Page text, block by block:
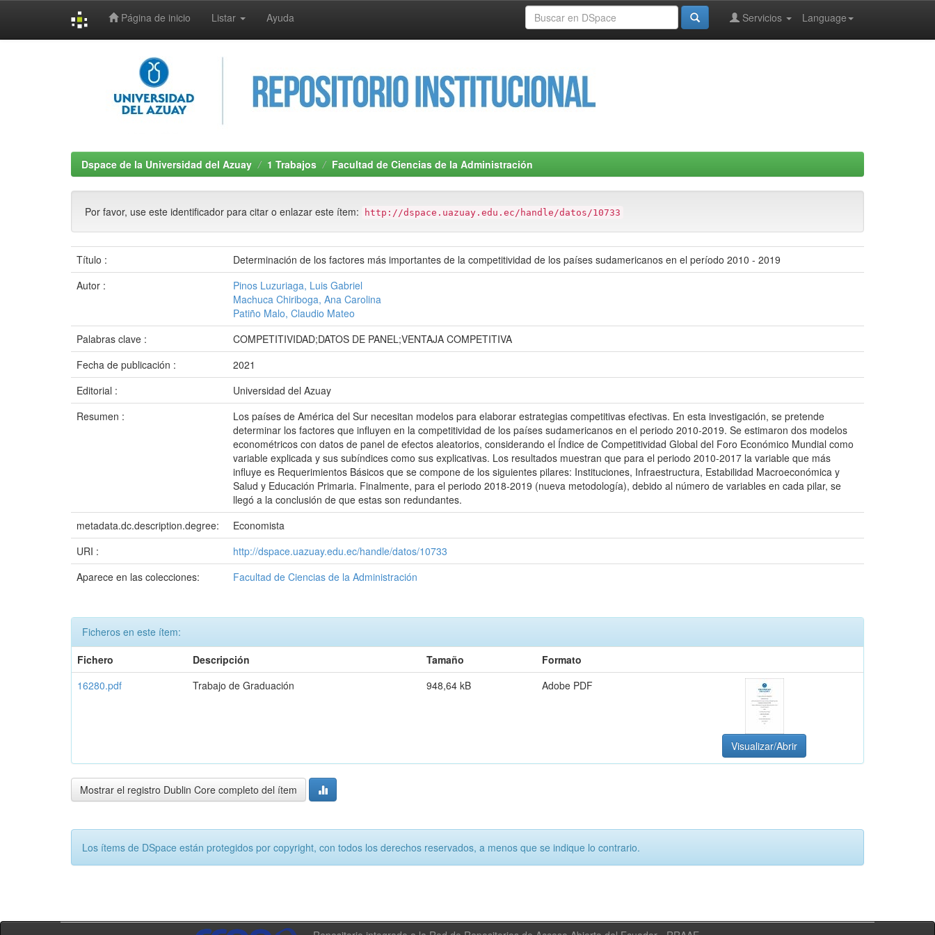
Página de inicio Listar Ayuda Language
Servicios
Dspace de la Universidad del Azuay 1 Trabajos Facultad de Ciencias de la Administración
Por favor, use este identificador para citar o enlazar este ítem: http://dspace.uazuay.edu.ec/handle/datos/10733
Título :
Determinación de los factores más importantes de la competitividad de los países sudamericanos en el período 2010 - 2019
Autor :
Pinos Luzuriaga, Luis Gabriel
Machuca Chiriboga, Ana Carolina
Patiño Malo, Claudio Mateo
Palabras clave :
COMPETITIVIDAD;DATOS DE PANEL;VENTAJA COMPETITIVA
Fecha de publicación :
2021
Editorial :
Universidad del Azuay
Resumen :
Los países de América del Sur necesitan modelos para elaborar estrategias competitivas efectivas. En esta investigación, se pretende
determinar los factores que influyen en la competitividad de los países sudamericanos en el periodo 2010-2019. Se estimaron dos modelos
econométricos con datos de panel de efectos aleatorios, considerando el Índice de Competitividad Global del Foro Económico Mundial como
variable explicada y sus subíndices como sus explicativas. Los resultados muestran que para el periodo 2010-2017 la variable que más
influye es Requerimientos Básicos que se compone de los siguientes pilares: Instituciones, Infraestructura, Estabilidad Macroeconómica y
Salud y Educación Primaria. Finalmente, para el periodo 2018-2019 (nueva metodología), debido al número de variables en cada pilar, se
llegó a la conclusión de que estas son redundantes.
metadata.dc.description.degree:
Economista
URI :
http://dspace.uazuay.edu.ec/handle/datos/10733
Aparece en las colecciones:
Facultad de Ciencias de la Administración
Ficheros en este ítem:
Fichero
Descripción Tamaño
Formato
16280.pdf
Trabajo de Graduación 948,64 kB Adobe PDF
Visualizar/Abrir
Mostrar el registro Dublin Core completo del ítem
Los ítems de DSpace están protegidos por copyright, con todos los derechos reservados, a menos que se indique lo contrario.